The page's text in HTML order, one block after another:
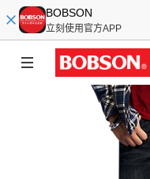
BOBSON
立刻使用官方APP